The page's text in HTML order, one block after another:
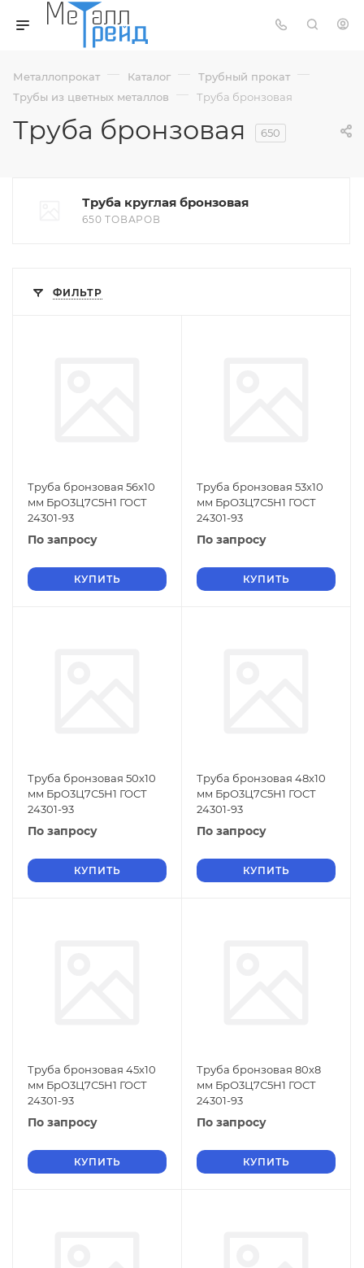
Металлопрокат — Каталог — Трубный прокат —
Трубы из цветных металлов — Труба бронзовая
Труба бронзовая 650
Труба круглая бронзовая
650 ТОВАРОВ
ФИЛЬТР
Труба бронзовая 56х10
мм БрО3Ц7С5Н1 ГОСТ
24301-93
По запросу
КУПИТЬ
Труба бронзовая 53х10
мм БрО3Ц7С5Н1 ГОСТ
24301-93
По запросу
КУПИТЬ
Труба бронзовая 50х10
мм БрО3Ц7С5Н1 ГОСТ
24301-93
По запросу
КУПИТЬ
Труба бронзовая 48х10
мм БрО3Ц7С5Н1 ГОСТ
24301-93
По запросу
КУПИТЬ
Труба бронзовая 45х10
мм БрО3Ц7С5Н1 ГОСТ
24301-93
По запросу
КУПИТЬ
Труба бронзовая 80х8
мм БрО3Ц7С5Н1 ГОСТ
24301-93
По запросу
КУПИТЬ